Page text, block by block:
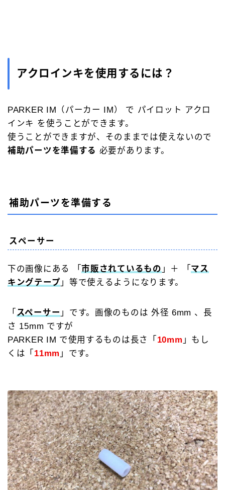
アクロインキを使用するには？
PARKER IM（パーカー IM） で パイロット アクロ
インキ を使うことができます。
使うことができますが、そのままでは使えないので
補助パーツを準備する 必要があります。
補助パーツを準備する
スペーサー
下の画像にある 「市販されているもの 」＋ 「 マス
キングテープ 」等で使えるようになります。
「 スペーサー 」です。画像のものは 外径 6mm 、長
さ 15mm ですが
PARKER IM で使用するものは長さ「 10mm 」もし
くは「 11mm 」です。